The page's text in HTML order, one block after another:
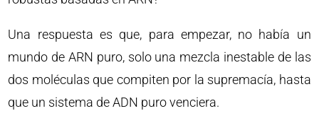
Una respuesta es que, para empezar, no había un
mundo de ARN puro, solo una mezcla inestable de las
dos moléculas que compiten por la supremacía, hasta
que un sistema de ADN puro venciera.